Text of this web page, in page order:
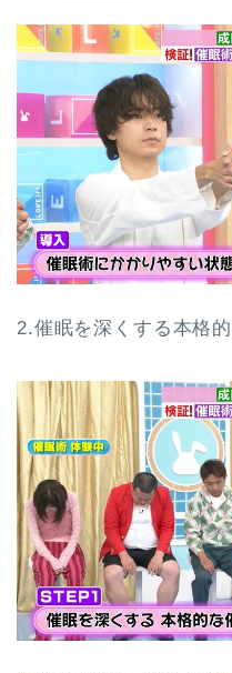
2.催眠を深くする本格